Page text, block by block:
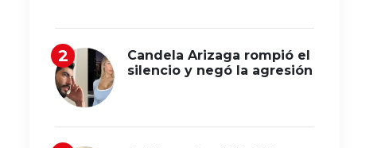
Candela Arizaga rompió el
silencio y negó la agresión